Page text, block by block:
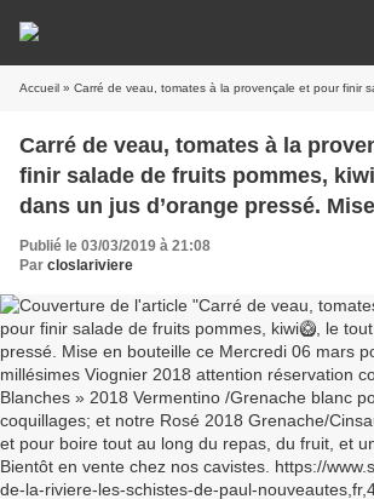
Accueil » Carré de veau, tomates à la provençale et pour finir salade de fruits pommes, kiwi🥝, le tout dans un jus d’orange pressé. Mise en bouteille ce Mercredi 06 mars pour les nouveaux millésimes Viognier 2018 attention réservation conseillée, «Pierres Blanches » 2018 Vermentino /Grenache blanc pour poissons grillés, coquillages; et notre Rosé 2018 Grenache/Cinsault pour vos apéritifs et pour boire tout au
Carré de veau, tomates à la
finir salade de fruits pommes,
dans un jus d’orange pressé.
ce Mercredi 06 mars pour les
millésimes Viognier 2018
conseillée, «Pierres Blanches »
/Grenache blanc pour poissons
coquillages; et notre Rosé 2018
Grenache/Cinsault pour vos
boire tout au long du repas, du
rondeur... Bientôt en vente chez
https://www.saint-chinian.pro/
Publié le 03/03/2019 à 21:08
Par closlariviere